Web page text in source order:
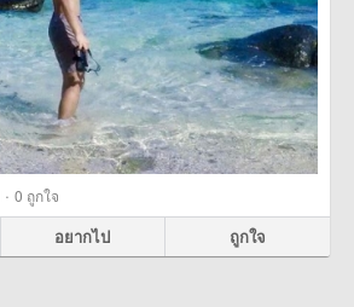
· 0 ถูกใจ
อยากไป ถูกใจ